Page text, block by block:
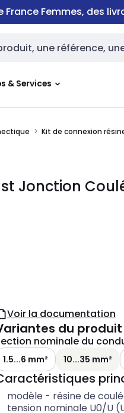
France Femmes, des
de recherche
& Services
Kit de connexion
Jonction
Voir la documentation
du produit
nominale du
1.5...6 mm² 10...35 mm²
modèle - résine de
tension nominale U0/U